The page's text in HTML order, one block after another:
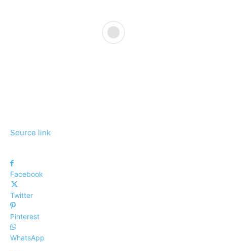
Source link
Facebook
Twitter
Pinterest
WhatsApp